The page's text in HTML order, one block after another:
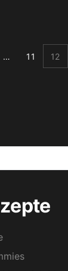
… 11 12